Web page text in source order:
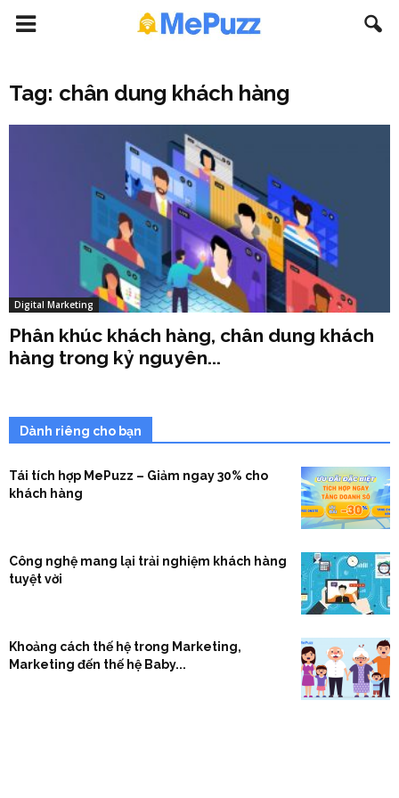
Tag: chân dung khách hàng
Digital Marketing
Phân khúc khách hàng, chân dung khách
hàng trong kỷ nguyên...
Dành riêng cho bạn
Tái tích hợp MePuzz – Giảm ngay 30% cho
khách hàng
Công nghệ mang lại trải nghiệm khách hàng
tuyệt vời
Khoảng cách thế hệ trong Marketing,
Marketing đến thế hệ Baby...